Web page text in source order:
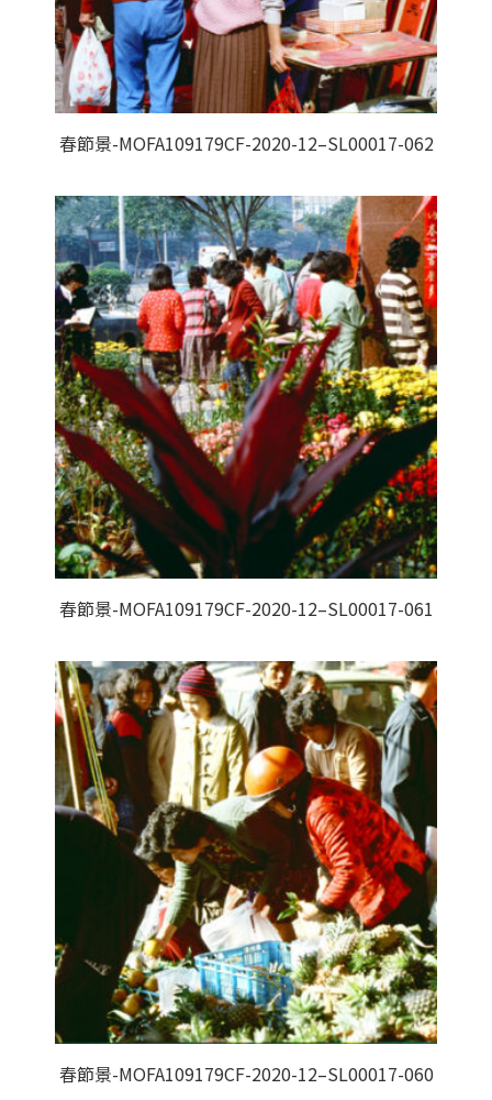
春節景-MOFA109179CF-2020-12–SL00017-062
春節景-MOFA109179CF-2020-12–SL00017-061
春節景-MOFA109179CF-2020-12–SL00017-060